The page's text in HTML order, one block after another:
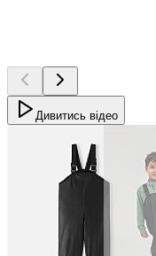
Дивитись відео